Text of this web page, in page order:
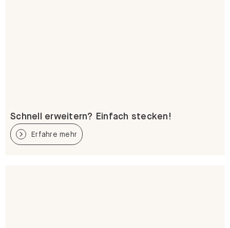
Schnell erweitern? Einfach stecken!
Erfahre mehr